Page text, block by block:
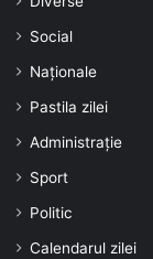
Social
Naționale
Pastila zilei
Administrație
Sport
Politic
Calendarul zilei